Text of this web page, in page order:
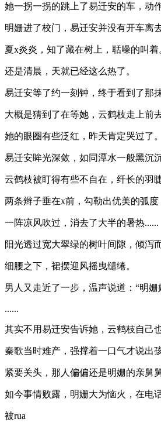
她一拐一拐的跳上了易迁安的车，动
明姗进了校门，易迁安并没有开车离
夏x炎炎，知了藏在树上，聒噪的叫着
还是清晨，天就已经这么热了。
易迁安等了约一刻钟，终于看到了那
大概是猜到了在等她，云鹤枝走上前去
她的眼圈有些泛红，昨天肯定哭过了。
易迁安眸光深敛，如同潭水一般黑沉
云鹤枝被盯得有些不自在，纤长的羽
两条辫子垂在x前，勾勒出优美的弧
一阵凉风吹过，消去了大半的暑热......
阳光透过宽大翠绿的树叶间隙，倾泻
细腰之下，裙摆迎风摇曳缱绻。
男人又走近了一步，温声说道：“明姗
......
其实不用易迁安告诉她，云鹤枝自己
秦歌当时难产，强撑着一口气才说出
紧要关头，那人偏偏还是明姗的亲舅
如今事情败露，明姗大为恼火，在电
被rua